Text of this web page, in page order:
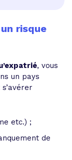
risque
, vous
un pays
etc.) ;
de